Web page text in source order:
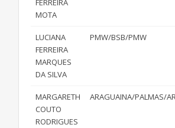
FERREIRA
MOTA
LUCIANA
FERREIRA
MARQUES
DA SILVA
PMW/BSB/PMW
MARGARETH
COUTO
RODRIGUES
ARAGUAINA/PALMAS/